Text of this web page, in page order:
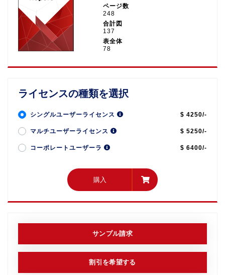
ページ数
248
合計図
137
表全体
78
ライセンスの種類を選択
シングルユーザーライセンス $ 4250/-
マルチユーザーライセンス $ 5250/-
コーポレートユーザーラ $ 6400/-
購入
サンプル請求
割引を希望する